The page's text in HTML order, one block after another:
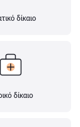
δίκαιο
δίκαιο